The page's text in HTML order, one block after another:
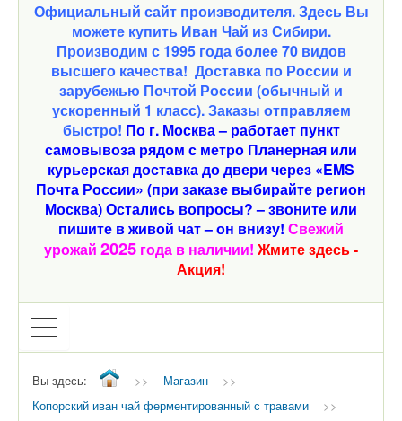
Официальный сайт производителя. Здесь Вы
можете купить Иван Чай из Сибири.
Производим с 1995 года более 70 видов
высшего качества! Доставка по России и
зарубежью Почтой России (обычный и
ускоренный 1 класс). Заказы отправляем
быстро! По г. Москва – работает пункт
самовывоза рядом с метро Планерная или
курьерская доставка до двери через «EMS
Почта России» (при заказе выбирайте регион
Москва) Остались вопросы? – звоните или
пишите в живой чат – он внизу! Свежий
урожай 2025 года в наличии! Жмите здесь -
Акция!
Вы здесь: >> Магазин
>>
Копорский иван чай ферментированный с травами
>>